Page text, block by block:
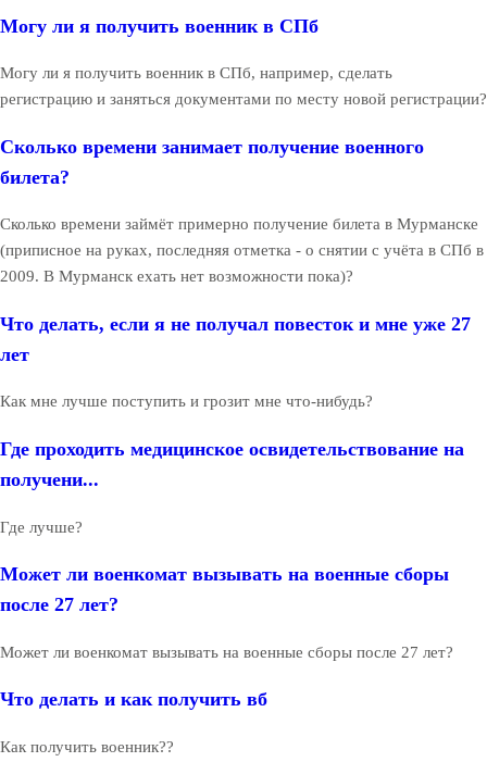
Могу ли я получить военник в СПб
Могу ли я получить военник в СПб, например, сделать
регистрацию и заняться документами по месту новой регистрации?
Сколько времени занимает получение военного
билета?
Сколько времени займёт примерно получение билета в Мурманске
(приписное на руках, последняя отметка - о снятии с учёта в СПб в
2009. В Мурманск ехать нет возможности пока)?
Что делать, если я не получал повесток и мне уже 27
лет
Как мне лучше поступить и грозит мне что-нибудь?
Где проходить медицинское освидетельствование на
получени...
Где лучше?
Может ли военкомат вызывать на военные сборы
после 27 лет?
Может ли военкомат вызывать на военные сборы после 27 лет?
Что делать и как получить вб
Как получить военник??